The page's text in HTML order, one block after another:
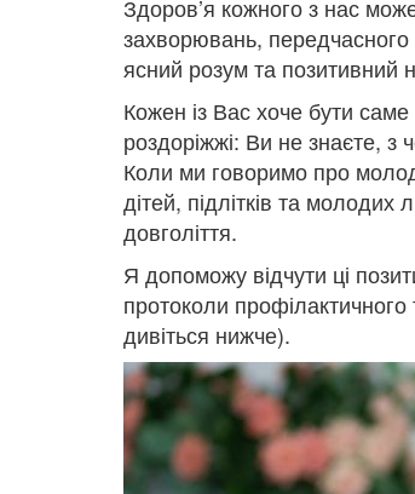
Здоров’я кожного з нас
захворювань, передчасного
ясний розум та позитивний
Кожен із Вас хоче бути
роздоріжжі: Ви не знаєте, з
Коли ми говоримо про
дітей, підлітків та
довголіття.
Я допоможу відчути ці
протоколи профілактичного
дивіться нижче).